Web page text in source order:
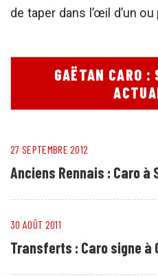
de taper dans l’œil d’un
GAËTAN CARO :
27 SEPTEMBRE 2012
Anciens Rennais : Caro à
30 AOÛT 2011
Transferts : Caro signe à